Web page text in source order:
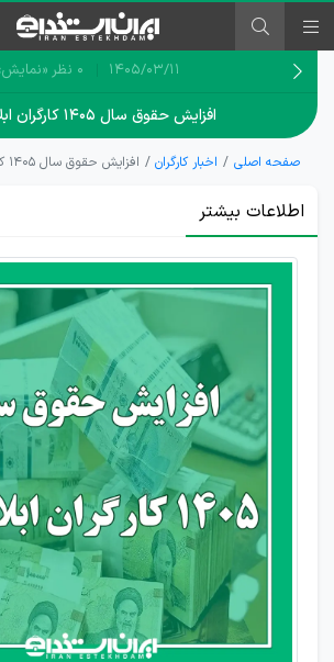
۱۴۰۵/۰۳/۱۱ 0 نظر
افزایش حقوق سال ۱۴۰۵ کارگران ابلاغ شد
صفحه اصلی اخبار کارگران افزایش حقوق سال ۱۴۰۵ کارگران ابلاغ شد
اطلاعات بیشتر
دستور
اجرای
حقوق
کارگران
را اعلام
شد